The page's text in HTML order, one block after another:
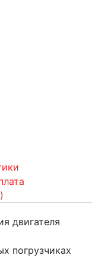
двигателя
погрузчиках